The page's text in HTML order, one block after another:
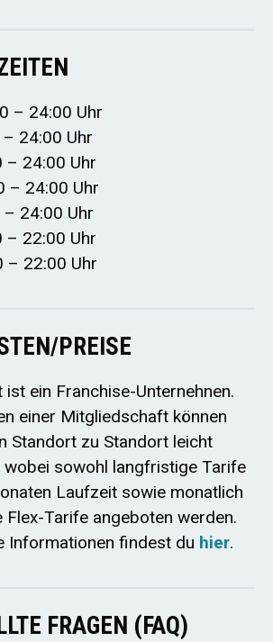
– 24:00 Uhr
– 24:00 Uhr
– 24:00 Uhr
– 24:00 Uhr
– 24:00 Uhr
– 22:00 Uhr
– 22:00 Uhr
PREISE
ist ein Franchise-Unternehnen.
einer Mitgliedschaft können
Standort zu Standort leicht
wobei sowohl langfristige Tarife
Laufzeit sowie monatlich
Flex-Tarife angeboten werden.
Informationen findest du hier.
FRAGEN (FAQ)